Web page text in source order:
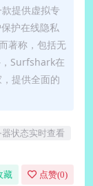
提供虚拟专
护在线隐私
著称，包括无
，Surfshark在
提供全面的
器状态实时查看
藏 点赞(0)